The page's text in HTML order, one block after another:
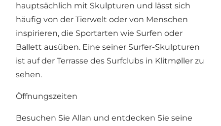
hauptsächlich mit Skulpturen und lässt sich
häufig von der Tierwelt oder von Menschen
inspirieren, die Sportarten wie Surfen oder
Ballett ausüben. Eine seiner Surfer-Skulpturen
ist auf der Terrasse des Surfclubs in Klitmøller zu
sehen.
Öffnungszeiten
Besuchen Sie Allan und entdecken Sie seine